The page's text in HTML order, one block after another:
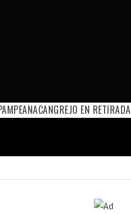
CANGREJO EN RETIRADA